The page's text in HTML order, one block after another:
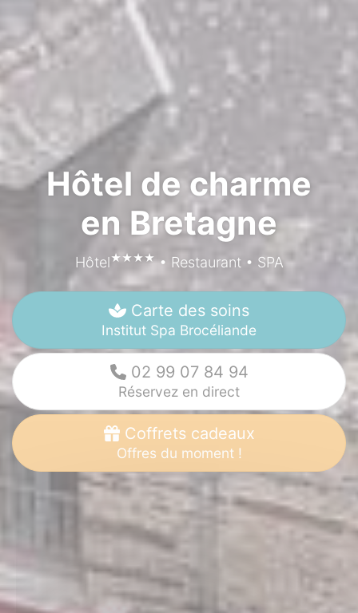
Hôtel de charme
en Bretagne
Hôtel★★★★• Restaurant • SPA
Carte des soins
Institut Spa Brocéliande
02 99 07 84 94
Réservez en direct
Coffrets cadeaux
Offres du moment !